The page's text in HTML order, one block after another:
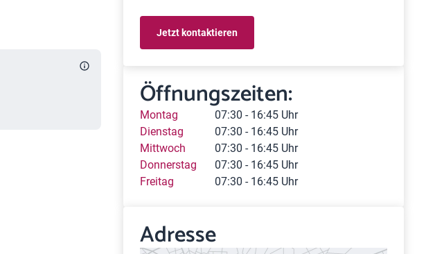
Jetzt kontaktieren
Öffnungszeiten:
Montag
07:30 - 16:45 Uhr
Dienstag
07:30 - 16:45 Uhr
Mittwoch
07:30 - 16:45 Uhr
Donnerstag
07:30 - 16:45 Uhr
Freitag
07:30 - 16:45 Uhr
Adresse